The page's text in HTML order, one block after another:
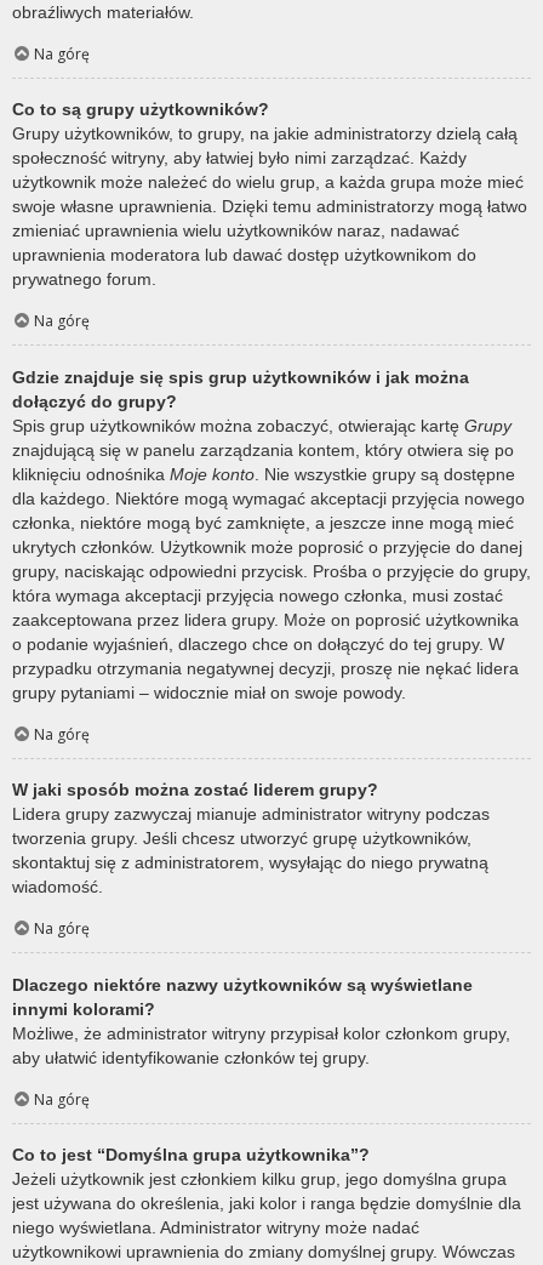
obraźliwych materiałów.
Na górę
Co to są grupy użytkowników?
Grupy użytkowników, to grupy, na jakie administratorzy dzielą całą
społeczność witryny, aby łatwiej było nimi zarządzać. Każdy
użytkownik może należeć do wielu grup, a każda grupa może mieć
swoje własne uprawnienia. Dzięki temu administratorzy mogą łatwo
zmieniać uprawnienia wielu użytkowników naraz, nadawać
uprawnienia moderatora lub dawać dostęp użytkownikom do
prywatnego forum.
Na górę
Gdzie znajduje się spis grup użytkowników i jak można
dołączyć do grupy?
Spis grup użytkowników można zobaczyć, otwierając kartę Grupy
znajdującą się w panelu zarządzania kontem, który otwiera się po
kliknięciu odnośnika Moje konto . Nie wszystkie grupy są dostępne
dla każdego. Niektóre mogą wymagać akceptacji przyjęcia nowego
członka, niektóre mogą być zamknięte, a jeszcze inne mogą mieć
ukrytych członków. Użytkownik może poprosić o przyjęcie do danej
grupy, naciskając odpowiedni przycisk. Prośba o przyjęcie do grupy,
która wymaga akceptacji przyjęcia nowego członka, musi zostać
zaakceptowana przez lidera grupy. Może on poprosić użytkownika
o podanie wyjaśnień, dlaczego chce on dołączyć do tej grupy. W
przypadku otrzymania negatywnej decyzji, proszę nie nękać lidera
grupy pytaniami – widocznie miał on swoje powody.
Na górę
W jaki sposób można zostać liderem grupy?
Lidera grupy zazwyczaj mianuje administrator witryny podczas
tworzenia grupy. Jeśli chcesz utworzyć grupę użytkowników,
skontaktuj się z administratorem, wysyłając do niego prywatną
wiadomość.
Na górę
Dlaczego niektóre nazwy użytkowników są wyświetlane
innymi kolorami?
Możliwe, że administrator witryny przypisał kolor członkom grupy,
aby ułatwić identyfikowanie członków tej grupy.
Na górę
Co to jest “Domyślna grupa użytkownika”?
Jeżeli użytkownik jest członkiem kilku grup, jego domyślna grupa
jest używana do określenia, jaki kolor i ranga będzie domyślnie dla
niego wyświetlana. Administrator witryny może nadać
użytkownikowi uprawnienia do zmiany domyślnej grupy. Wówczas